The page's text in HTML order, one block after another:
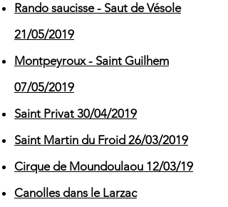
Rando saucisse - Saut de Vésole
21/05/2019
Montpeyroux - Saint Guilhem
07/05/2019
Saint Privat 30/04/2019
Saint Martin du Froid 26/03/2019
Cirque de Moundoulaou 12/03/19
Canolles dans le Larzac